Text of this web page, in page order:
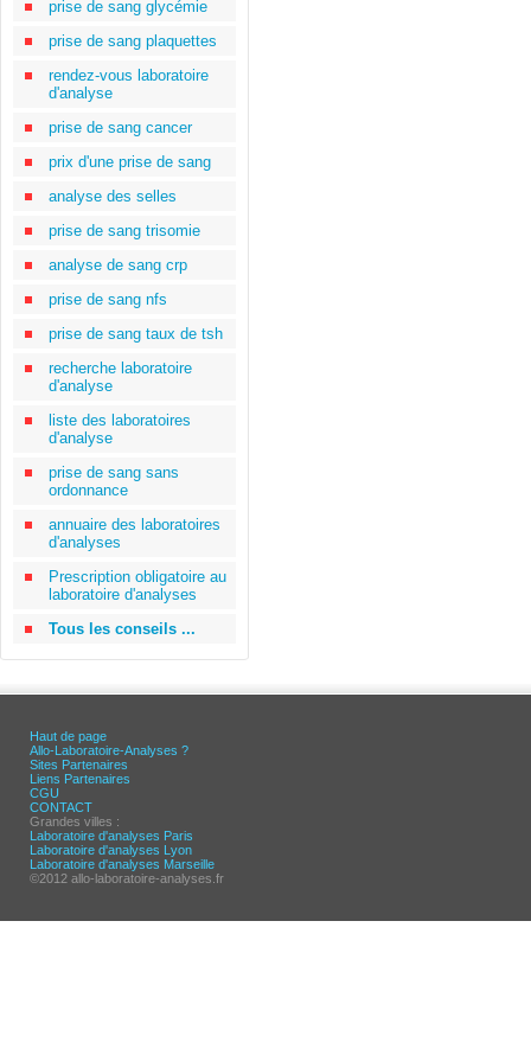
prise de sang glycémie
prise de sang plaquettes
rendez-vous laboratoire
d'analyse
prise de sang cancer
prix d'une prise de sang
analyse des selles
prise de sang trisomie
analyse de sang crp
prise de sang nfs
prise de sang taux de tsh
recherche laboratoire
d'analyse
liste des laboratoires
d'analyse
prise de sang sans
ordonnance
annuaire des laboratoires
d'analyses
Prescription obligatoire au
laboratoire d'analyses
Tous les conseils ...
Haut de page
Allo-Laboratoire-Analyses ?
Sites Partenaires
Liens Partenaires
CGU
CONTACT
Grandes villes :
Laboratoire d'analyses Paris
Laboratoire d'analyses Lyon
Laboratoire d'analyses Marseille
©2012 allo-laboratoire-analyses.fr